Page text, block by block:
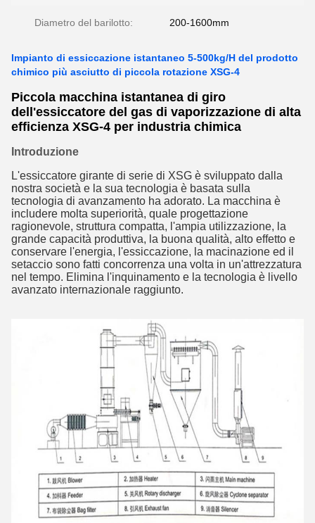
Diametro del barilotto: 200-1600mm
Impianto di essiccazione istantaneo 5-500kg/H del prodotto
chimico più asciutto di piccola rotazione XSG-4
Piccola macchina istantanea di giro
dell'essiccatore del gas di vaporizzazione di alta
efficienza XSG-4 per industria chimica
Introduzione
L'essiccatore girante di serie di XSG è sviluppato dalla
nostra società e la sua tecnologia è basata sulla
tecnologia di avanzamento ha adorato. La macchina è
includere molta superiorità, quale progettazione
ragionevole, struttura compatta, l'ampia utilizzazione, la
grande capacità produttiva, la buona qualità, alto effetto e
conservare l'energia, l'essiccazione, la macinazione ed il
setaccio sono fatti concorrenza una volta in un'attrezzatura
nel tempo. Elimina l'inquinamento e la tecnologia è livello
avanzato internazionale raggiunto.